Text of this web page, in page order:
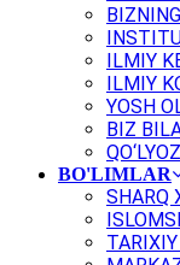
ILMIY
ILMIY
YOSH
BIZ
BO'LIMLAR
SHARQ